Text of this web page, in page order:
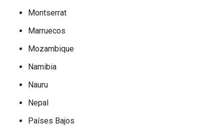
Montserrat
Marruecos
Mozambique
Namibia
Nauru
Nepal
Países Bajos